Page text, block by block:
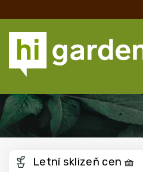
Letní sklizeň cen 🧺